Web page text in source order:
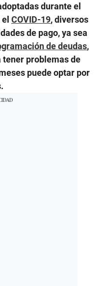
durante el
el COVID-19, diversos
de pago, ya sea
de deudas,
tener problemas de
puede optar por